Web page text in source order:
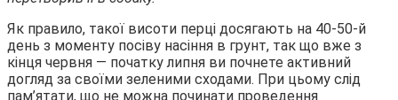
Як правило, такої висоти перці досягають на 40-50-й
день з моменту посіву насіння в грунт, так що вже з
кінця червня — початку липня ви почнете активний
догляд за своїми зеленими сходами. При цьому слід
пам’ятати, що не можна починати проведення